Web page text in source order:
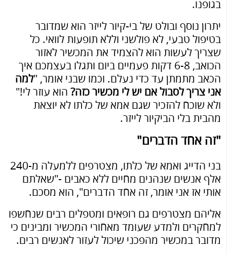
בגופנו.
יתרון נוסף ובולט של בי-קיור לייזר הוא שמדובר
בטיפול טבעי, לא פולשני וללא תופעות לוואי. כל
שצריך לעשות הוא להצמיד את המכשיר לאזור
הכואב, 6-8 דקות פעמיים ביום ותגלו בעצמכם איך
הכאב מתמתן עד כדי נעלם. וכמו שבני אומר, "למה
אני צריך לסבול אם יש לי מכשיר כזה?הוא עוזר לי!"
ולא שוכח להזכיר שגם אמא של כלתו לא יוצאת
מהבית בלי הביקיור לייזר.
"זה אחד הדברים"
בני הדייג ואמא של כלתו, מצטרפים ללמעלה מ-240
אלף אנשים שנהנים מחיים ללא כאבים -"שאלתם
אותי אז אני אומר, זה אחד הדברים", הוא מסכם.
אליהם מצטרפים גם רופאים ומטפלים רבים שנחשפו
למחקרים ולמדע שעומד מאחורי המכשיר ומבינים כי
מדובר במכשיר מהפכני שיכול לעזור לאנשים רבים.